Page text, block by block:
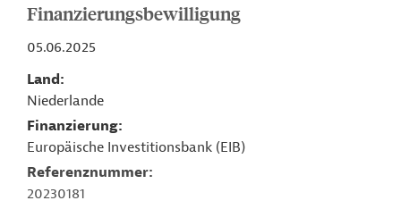
Finanzierungsbewilligung
05.06.2025
Land
Niederlande
Finanzierung
Europäische Investitionsbank (EIB)
Referenznummer
20230181